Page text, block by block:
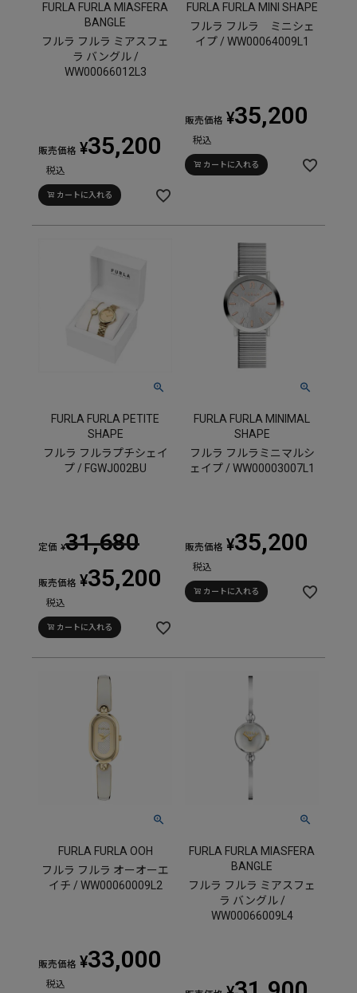
FURLA FURLA MIASFERA
BANGLE
フルラ フルラ ミアスフェ
ラ バングル /
WW00066012L3
販売価格 ¥35,200
税込
カートに入れる
FURLA FURLA MINI SHAPE
フルラ フルラ ミニシェ
イプ / WW00064009L1
販売価格 ¥35,200
税込
カートに入れる
FURLA FURLA PETITE
SHAPE
フルラ フルラプチシェイ
プ / FGWJ002BU
定価 ¥31,680
販売価格 ¥35,200
税込
カートに入れる
FURLA FURLA MINIMAL
SHAPE
フルラ フルラミニマルシ
ェイプ / WW00003007L1
販売価格 ¥35,200
税込
カートに入れる
FURLA FURLA OOH
フルラ フルラ オーオーエ
イチ / WW00060009L2
販売価格 ¥33,000
税込
FURLA FURLA MIASFERA
BANGLE
フルラ フルラ ミアスフェ
ラ バングル /
WW00066009L4